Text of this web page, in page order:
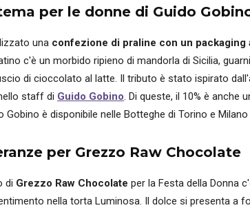
per le donne di Guido
una confezione di praline con un packaging
c'è un morbido ripieno di mandorla di Sicilia,
di cioccolato al latte. Il tributo è stato ispirato
staff di Guido Gobino. Di queste, il 10% è anche
Gobino è disponibile nelle Botteghe di Torino e
per Grezzo Raw Chocolate
di Grezzo Raw Chocolate per la Festa della Donna
nella torta Luminosa. Il dolce si presenta a